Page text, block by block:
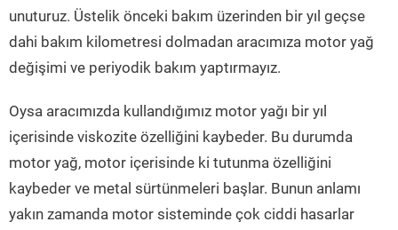
unuturuz. Üstelik önceki bakım üzerinden bir yıl geçse
dahi bakım kilometresi dolmadan aracımıza motor yağ
değişimi ve periyodik bakım yaptırmayız.
Oysa aracımızda kullandığımız motor yağı bir yıl
içerisinde viskozite özelliğini kaybeder. Bu durumda
motor yağ, motor içerisinde ki tutunma özelliğini
kaybeder ve metal sürtünmeleri başlar. Bunun anlamı
yakın zamanda motor sisteminde çok ciddi hasarlar